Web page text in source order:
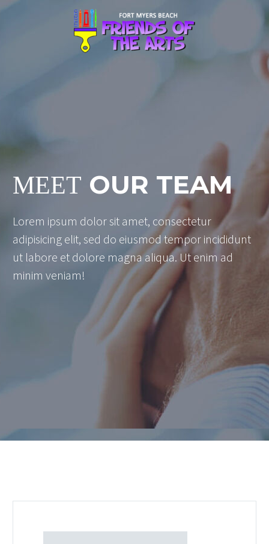
MEET OUR TEAM
Lorem ipsum dolor sit amet, consectetur
adipisicing elit, sed do eiusmod tempor incididunt
ut labore et dolore magna aliqua. Ut enim ad
minim veniam!